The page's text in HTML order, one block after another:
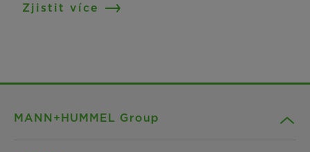
Zjistit více
MANN+HUMMEL Group